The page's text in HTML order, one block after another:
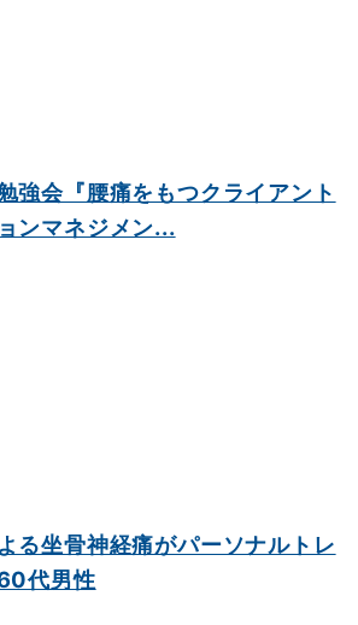
強会『腰痛をもつクライアント
ンマネジメン...
る坐骨神経痛がパーソナルトレ
代男性